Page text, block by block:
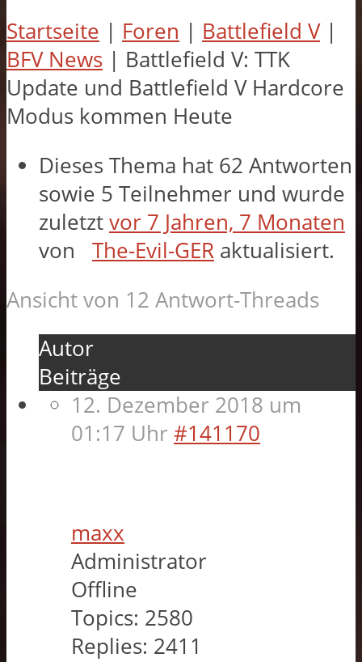
Startseite | Foren | Battlefield V |
BFV News | Battlefield V: TTK
Update und Battlefield V Hardcore
Modus kommen Heute
Dieses Thema hat 62 Antworten
sowie 5 Teilnehmer und wurde
zuletzt vor 7 Jahren, 7 Monaten
von
The-Evil-GER aktualisiert.
Ansicht von 12 Antwort-Threads
Autor
Beiträge
12. Dezember 2018 um
01:17 Uhr #141170
maxx
Administrator
Offline
Topics: 2580
Replies: 2411